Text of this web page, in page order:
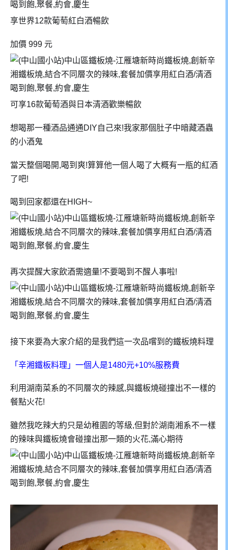
享世界12款葡萄紅白酒暢飲
加價 999 元
可享16款葡萄酒與日本清酒歡樂暢飲
想喝那一種酒品通通DIY自己來!我家那個肚子中暗藏酒蟲
的小酒鬼
當天整個喝開,喝到爽!算算他一個人喝了大概有一瓶的紅酒
了吧!
喝到回家都還在HIGH~
再次提醒大家飲酒需適量!不要喝到不醒人事啦!
接下來要為大家介紹的是我們這一次品嚐到的鐵板燒料理
「辛湘鐵板料理」一個人是1480元+10%服務費
利用湖南菜系的不同層次的辣感,與鐵板燒碰撞出不一樣的
餐點火花!
雖然我吃辣大約只是幼稚園的等級,但對於湖南湘系不一樣
的辣味與鐵板燒會碰撞出那一類的火花,滿心期待